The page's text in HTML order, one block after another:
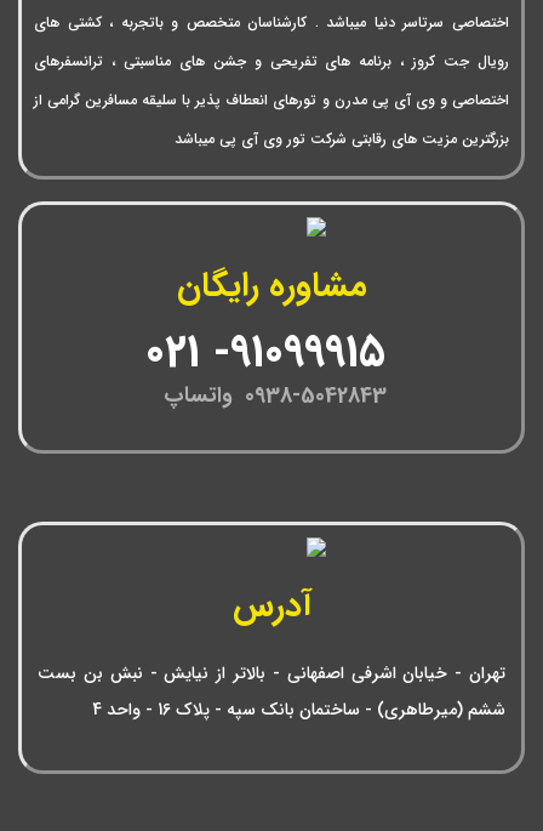
اختصاصی سرتاسر دنیا میباشد . کارشناسان متخصص و باتجربه ، کشتی های
رویال جت کروز ، برنامه های تفریحی و جشن های مناسبتی ، ترانسفرهای
اختصاصی و وی آی پی مدرن و تورهای انعطاف پذیر با سلیقه مسافرین گرامی از
بزرگترین مزیت های رقابتی شرکت تور وی آی پی میباشد
مشاوره رایگان
0938-5042843 واتساپ
آدرس
تهران - خیابان اشرفی اصفهانی - بالاتر از نیایش - نبش بن بست
ششم (میرطاهری) - ساختمان بانک سپه - پلاک 16 - واحد 4